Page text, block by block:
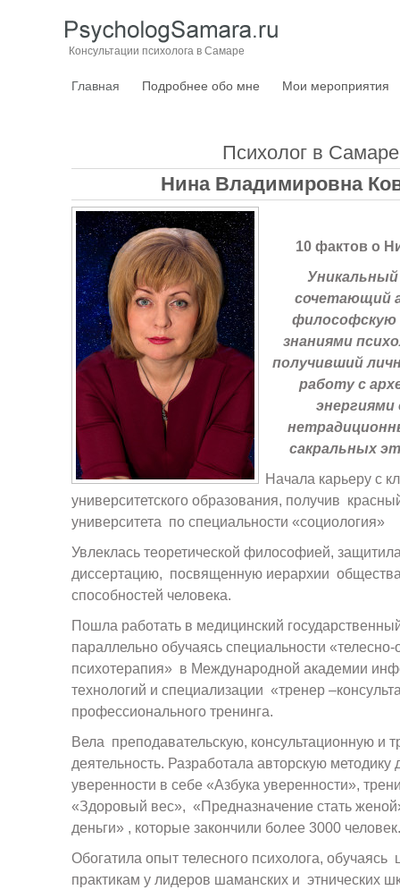
Консультации психолога в Самаре
Главная Подробнее обо мне Мои мероприятия
Психолог в Самаре
Нина Владимировна
10 фактов о
сочетающий
философскую
знаниями
получивший
работу с
сакральных
Начала карьеру с
университетского образования, получив
университета по специальности «социология»
Увлеклась теоретической философией,
диссертацию, посвященную иерархии
способностей человека.
Пошла работать в медицинский
параллельно обучаясь специальности
психотерапия» в Международной академии
технологий и специализации «тренер
профессионального тренинга.
Вела преподавательскую, консультационную и
деятельность. Разработала авторскую методику
уверенности в себе «Азбука уверенности»,
«Здоровый вес», «Предназначение стать
деньги» , которые закончили более 3000 человек.
Обогатила опыт телесного психолога, обучаясь
практикам у лидеров шаманских и этнических